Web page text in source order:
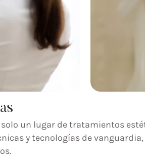
solo un lugar de tratamientos
y tecnologías de